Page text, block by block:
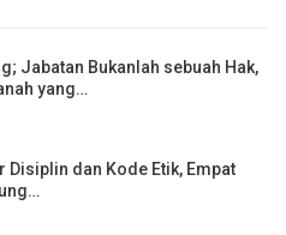
Jabatan Bukanlah sebuah Hak,
yang…
Disiplin dan Kode Etik, Empat